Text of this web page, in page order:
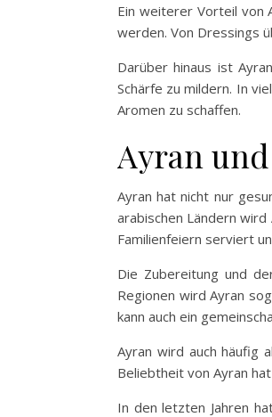
Ein weiterer Vorteil von
werden. Von Dressings
Darüber hinaus ist
Schärfe zu mildern. In
Aromen zu schaffen.
Ayran
Ayran hat nicht nur
arabischen Ländern
Familienfeiern serviert
Die Zubereitung und
Regionen wird Ayran
kann auch ein
Ayran wird auch häufig
Beliebtheit von Ayran
In den letzten Jahren